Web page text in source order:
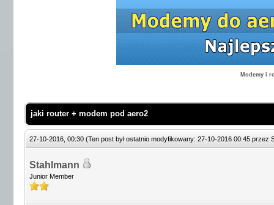
Modemy i
jaki router + modem pod aero2
27-10-2016, 00:30 (Ten post był ostatnio modyfikowany: 27-10-2016 00:45 przez
Stahlmann
Junior Member